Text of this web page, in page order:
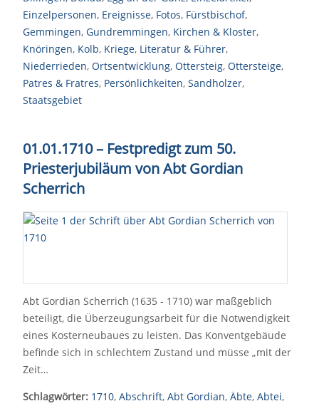
Einzelpersonen, Ereignisse, Fotos, Fürstbischof,
Gemmingen, Gundremmingen, Kirchen & Kloster,
Knöringen, Kolb, Kriege, Literatur & Führer,
Niederrieden, Ortsentwicklung, Ottersteig, Ottersteige,
Patres & Fratres, Persönlichkeiten, Sandholzer,
Staatsgebiet
01.01.1710 – Festpredigt zum 50.
Priesterjubiläum von Abt Gordian
Scherrich
Abt Gordian Scherrich (1635 - 1710) war maßgeblich
beteiligt, die Überzeugungsarbeit für die Notwendigkeit
eines Kosterneubaues zu leisten. Das Konventgebäude
befinde sich in schlechtem Zustand und müsse „mit der
Zeit…
Schlagwörter: 1710, Abschrift, Abt Gordian, Äbte, Abtei,